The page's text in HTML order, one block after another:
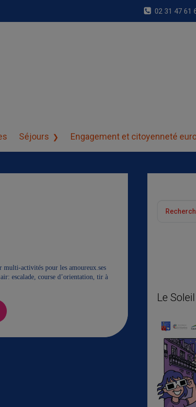
02 31 47 61
Séjours Engagement et citoyenneté
activités pour les amoureux.ses
escalade, course d’orientation, tir à
Le